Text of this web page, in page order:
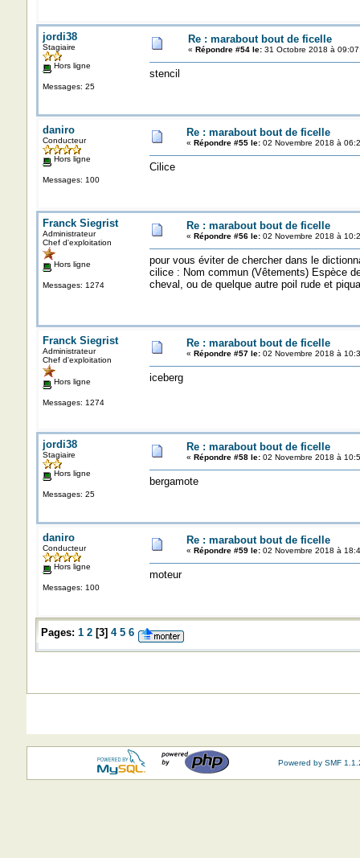
jordi38
Stagiaire
Hors ligne
Messages: 25
Re : marabout bout de ficelle
« Répondre #54 le:31 Octobre 2018 à
stencil
daniro
Conducteur
Hors ligne
Messages: 100
Re : marabout bout de ficelle
« Répondre #55 le:02 Novembre 2018 à
Cilice
Franck Siegrist
Administrateur
Chef d'exploitation
Hors ligne
Messages: 1274
Re : marabout bout de ficelle
« Répondre #56 le:02 Novembre 2018 à
pour vous éviter de chercher dans le
cilice : Nom commun (Vêtements) Espèce
cheval, ou de quelque autre poil rude et
Franck Siegrist
Administrateur
Chef d'exploitation
Hors ligne
Messages: 1274
Re : marabout bout de ficelle
« Répondre #57 le:02 Novembre 2018 à
iceberg
jordi38
Stagiaire
Hors ligne
Messages: 25
Re : marabout bout de ficelle
« Répondre #58 le:02 Novembre 2018 à
bergamote
daniro
Conducteur
Hors ligne
Messages: 100
Re : marabout bout de ficelle
« Répondre #59 le:02 Novembre 2018 à
moteur
Pages: 1 2[3] 4 5 6
Powered by SMF